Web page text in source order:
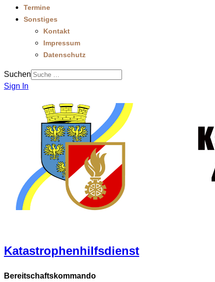
Termine
Sonstiges
Kontakt
Impressum
Datenschutz
Suchen
Sign In
Katastrophenhilfsdienst
Bereitschaftskommando